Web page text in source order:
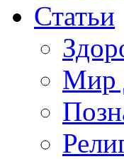
Статьи
Мир